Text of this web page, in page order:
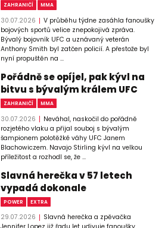
ZAHRANIČÍ MMA
30.07.2026
V průběhu týdne zasáhla fanoušky
bojových sportů velice znepokojivá zpráva.
Bývalý bojovník UFC a uznávaný veterán
Anthony Smith byl zatčen policií. A přestože byl
nyní propuštěn na ...
Pořádně se opíjel, pak kývl na
bitvu s bývalým králem UFC
ZAHRANIČÍ MMA
30.07.2026
Neváhal, naskočil do pořádně
rozjetého vlaku a přijal souboj s bývalým
šampionem polotěžké váhy UFC Janem
Blachowiczem. Navajo Stirling kývl na velkou
příležitost a rozhodl se, že ...
Slavná herečka v 57 letech
vypadá dokonale
POWER EXTRA
29.07.2026
Slavná herečka a zpěvačka